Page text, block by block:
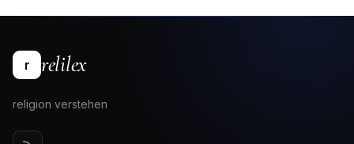
r relilex
religion verstehen